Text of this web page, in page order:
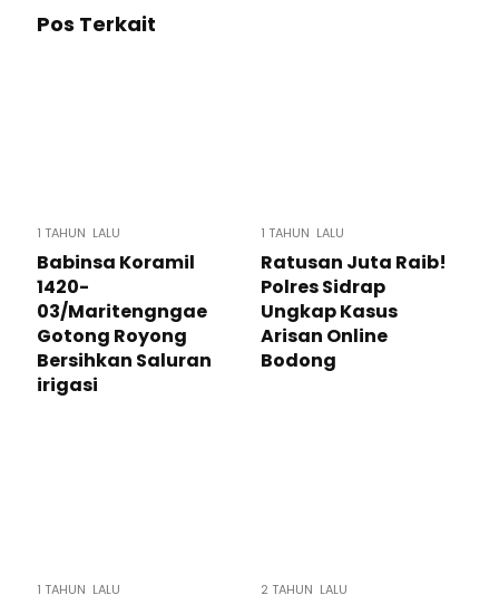
Pos Terkait
1 TAHUN LALU
Babinsa Koramil
1420-
03/Maritengngae
Gotong Royong
Bersihkan Saluran
irigasi
1 TAHUN LALU
Ratusan Juta Raib!
Polres Sidrap
Ungkap Kasus
Arisan Online
Bodong
1 TAHUN LALU 2 TAHUN LALU